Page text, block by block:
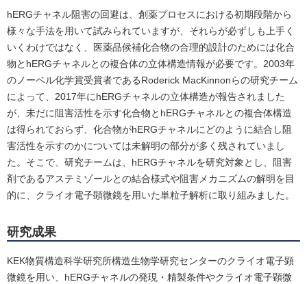
hERGチャネル阻害の回避は、創薬プロセスにおける初期段階から
様々な手法を用いて試みられていますが、それらが必ずしも上手く
いくわけではなく、医薬品候補化合物の合理的設計のためには化合
物とhERGチャネルとの複合体の立体構造情報が必要です。2003年
のノーベル化学賞受賞者であるRoderick MacKinnonらの研究チーム
によって、2017年にhERGチャネルの立体構造が報告されました
が、未だに阻害活性を示す化合物とhERGチャネルとの複合体構造
は得られておらず、化合物がhERGチャネルにどのように結合し阻
害活性を示すのかについては未解明の部分が多く残されていまし
た。そこで、研究チームは、hERGチャネルを研究対象とし、阻害
剤であるアステミゾールとの結合様式や阻害メカニズムの解明を目
的に、クライオ電子顕微鏡を用いた単粒子解析に取り組みました。
研究成果
KEK物質構造科学研究所構造生物学研究センターのクライオ電子顕
微鏡を用い、hERGチャネルの発現・精製条件やクライオ電子顕微